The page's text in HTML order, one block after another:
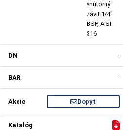
vnútorný
závit 1/4"
BSP, AISI
316
-
-
Dopyt